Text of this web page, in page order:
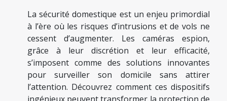
La sécurité domestique est un enjeu primordial
à l’ère où les risques d’intrusions et de vols ne
cessent d’augmenter. Les caméras espion,
grâce à leur discrétion et leur efficacité,
s’imposent comme des solutions innovantes
pour surveiller son domicile sans attirer
l’attention. Découvrez comment ces dispositifs